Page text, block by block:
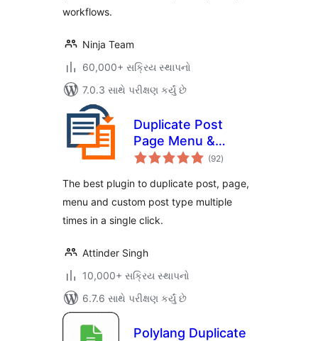
workflows.
Ninja Team
60,000+ સક્રિય સ્થાપનો
7.0.3 સાથે પરીક્ષણ કર્યું છે
Duplicate Post
Page Menu &
Custom Post Type
(92કુલ
રેટિંગ્સ
)
The best plugin to duplicate post, page,
menu and custom post type multiple
times in a single click.
Attinder Singh
10,000+ સક્રિય સ્થાપનો
6.7.6 સાથે પરીક્ષણ કર્યું છે
Polylang Duplicate